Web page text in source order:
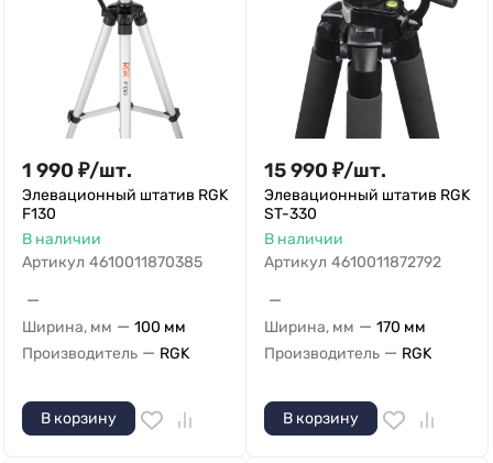
1 990 ₽/шт.
Элевационный штатив RGK
F130
В наличии
Артикул 4610011870385
—
Ширина, мм — 100 мм
Производитель — RGK
В корзину
15 990 ₽/шт.
Элевационный штатив RGK
ST-330
В наличии
Артикул 4610011872792
—
Ширина, мм — 170 мм
Производитель — RGK
В корзину